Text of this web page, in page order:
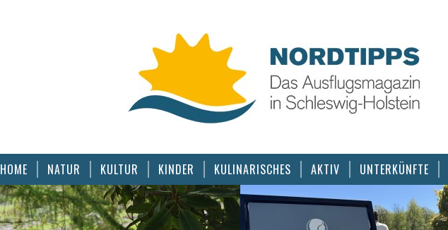
HOME NATUR KULTUR KINDER KULINARISCHES AKTIV UNTERKÜNFTE